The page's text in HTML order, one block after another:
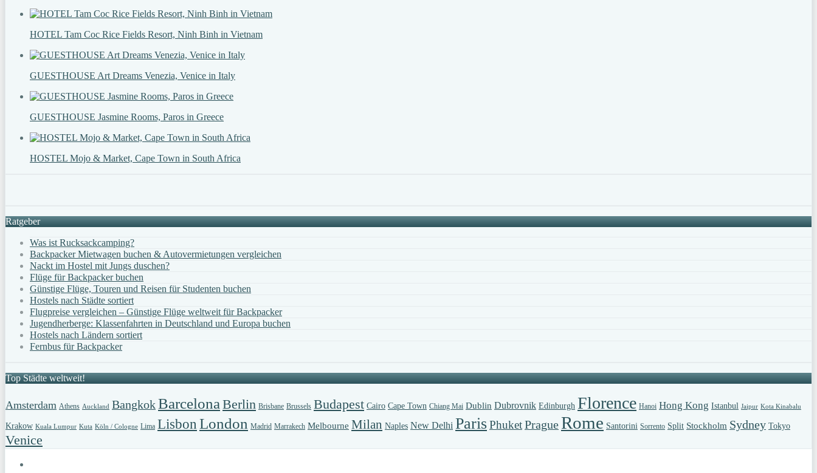
HOTEL Tam Coc Rice Fields Resort, Ninh Binh in Vietnam
GUESTHOUSE Art Dreams Venezia, Venice in Italy
GUESTHOUSE Jasmine Rooms, Paros in Greece
HOSTEL Mojo & Market, Cape Town in South Africa
Ratgeber
Was ist Rucksackcamping?
Backpacker Mietwagen buchen & Autovermietungen vergleichen
Nackt im Hostel mit Jungs duschen?
Flüge für Backpacker buchen
Günstige Flüge, Touren und Reisen für Studenten buchen
Hostels nach Städte sortiert
Flugpreise vergleichen – Günstige Flüge weltweit für Backpacker
Jugendherberge: Klassenfahrten in Deutschland und Europa buchen
Hostels nach Ländern sortiert
Fernbus für Backpacker
Top Städte weltweit!
Amsterdam Athens Auckland BangkokBarcelona Berlin Brisbane Brussels Budapest Cairo Cape Town Chiang Mai Dublin Dubrovnik Edinburgh Florence Hanoi Hong Kong Istanbul Jaipur Kota Kinabalu
Krakow Kuala Lumpur Kuta Köln / Cologne Lima Lisbon London Madrid Marrakech Melbourne Milan Naples New Delhi ParisPhuketPragueRome Santorini Sorrento Split Stockholm Sydney Tokyo
Venice